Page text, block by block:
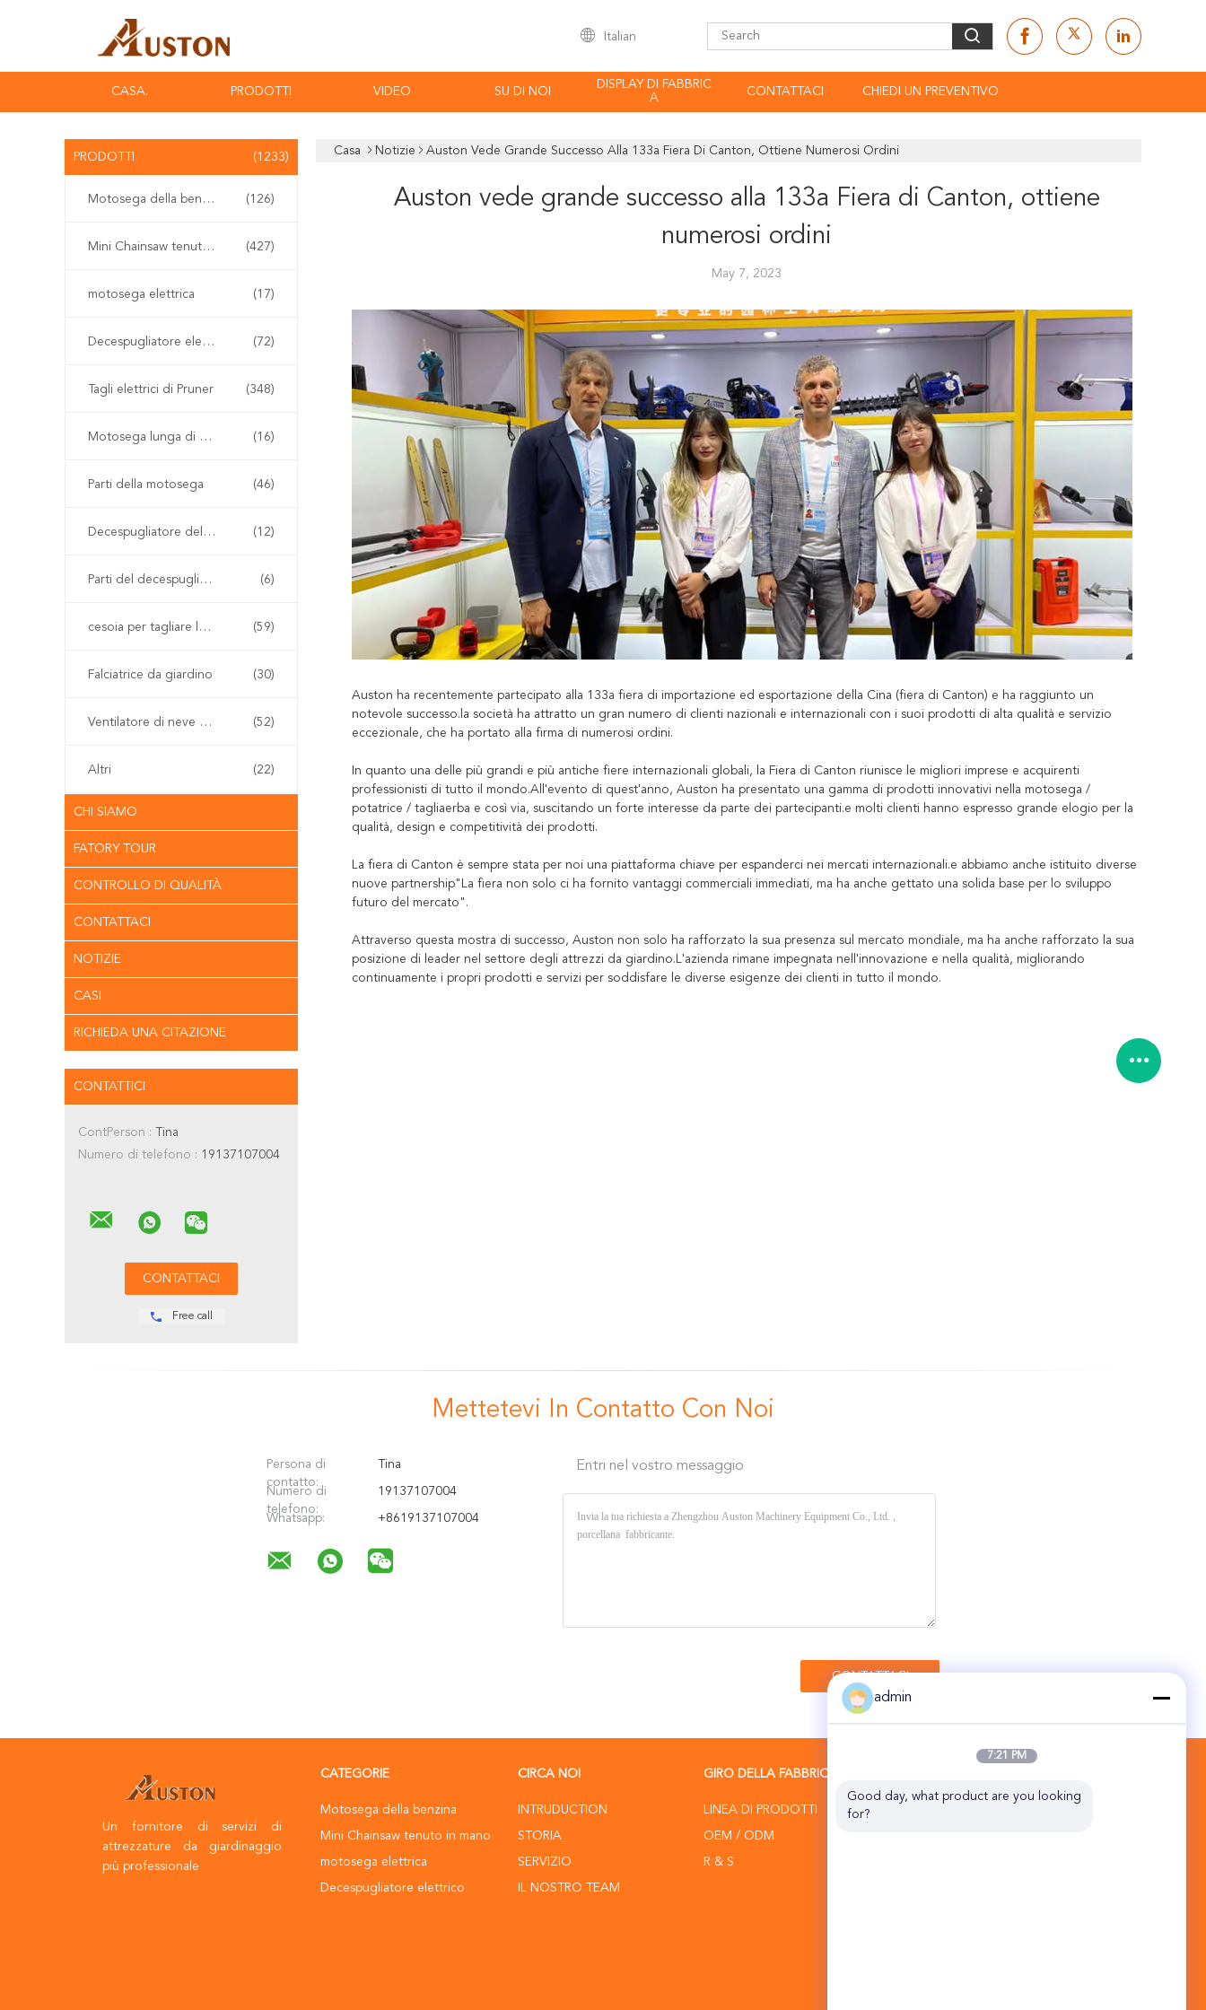
Italian
CASA. PRODOTTI VIDEO SU DI NOI
DISPLAY DI FABBRIC
A
CONTATTACI CHIEDI UN PREVENTIVO
PRODOTTI (1233)
Motosega della benzina (126)
Mini Chainsaw tenuto in mano (427)
motosega elettrica (17)
Decespugliatore elettrico (72)
Tagli elettrici di Pruner (348)
Motosega lunga di Palo (16)
Parti della motosega (46)
Decespugliatore della benzina (12)
Parti del decespugliatore (6)
cesoia per tagliare le siepi senza cordone (59)
Falciatrice da giardino (30)
Ventilatore di neve e della foglia (52)
Altri (22)
CHI SIAMO
FATORY TOUR
CONTROLLO DI QUALITÀ
CONTATTACI
NOTIZIE
CASI
RICHIEDA UNA CITAZIONE
CONTATTICI
ContPerson : Tina
Numero di telefono : 19137107004
Free call
Casa Notizie Auston Vede Grande Successo Alla 133a Fiera Di Canton, Ottiene Numerosi Ordini
Auston vede grande successo alla 133a Fiera di Canton, ottiene
numerosi ordini
May 7, 2023
Auston ha recentemente partecipato alla 133a fiera di importazione ed esportazione della Cina (fiera di Canton) e ha raggiunto un
notevole successo.la società ha attratto un gran numero di clienti nazionali e internazionali con i suoi prodotti di alta qualità e servizio
eccezionale, che ha portato alla firma di numerosi ordini.
In quanto una delle più grandi e più antiche fiere internazionali globali, la Fiera di Canton riunisce le migliori imprese e acquirenti
professionisti di tutto il mondo.All'evento di quest'anno, Auston ha presentato una gamma di prodotti innovativi nella motosega /
potatrice / tagliaerba e così via, suscitando un forte interesse da parte dei partecipanti.e molti clienti hanno espresso grande elogio per la
qualità, design e competitività dei prodotti.
La fiera di Canton è sempre stata per noi una piattaforma chiave per espanderci nei mercati internazionali.e abbiamo anche istituito diverse
nuove partnership"La fiera non solo ci ha fornito vantaggi commerciali immediati, ma ha anche gettato una solida base per lo sviluppo
futuro del mercato".
Attraverso questa mostra di successo, Auston non solo ha rafforzato la sua presenza sul mercato mondiale, ma ha anche rafforzato la sua
posizione di leader nel settore degli attrezzi da giardino.L'azienda rimane impegnata nell'innovazione e nella qualità, migliorando
continuamente i propri prodotti e servizi per soddisfare le diverse esigenze dei clienti in tutto il mondo.
Mettetevi In ​​contatto Con Noi
Persona di
contatto:
Tina
Numero di
telefono:
19137107004
Whatsapp: +8619137107004
Entri nel vostro messaggio
Un fornitore di servizi di
attrezzature da giardinaggio
più professionale
CATEGORIE
Motosega della benzina
Mini Chainsaw tenuto in mano
motosega elettrica
Decespugliatore elettrico
CIRCA NOI
INTRUDUCTION
STORIA
SERVIZIO
IL NOSTRO TEAM
GIRO DELLA FABBRICA
LINEA DI PRODOTTI
OEM / ODM
R & S
Zhengzhou Auston Machinery Equipment
admin
7:21 PM
Good day, what product are you looking
for?